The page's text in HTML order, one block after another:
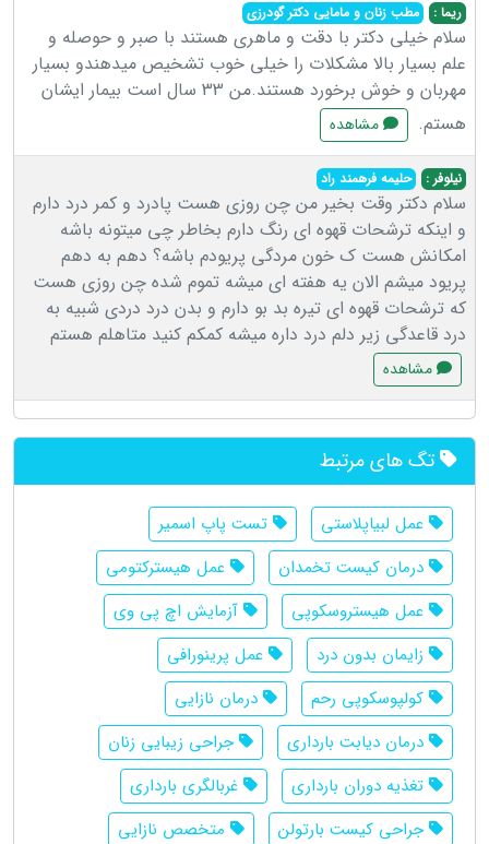
ریما : مطب زنان و مامایی دکتر گودرزی
سلام خیلی دکتر با دقت و ماهری هستند با صبر و حوصله و
علم بسیار بالا مشکلات را خیلی خوب تشخیص میدهندو بسیار
مهربان و خوش برخورد هستند.من 33 سال است بیمار ایشان
هستم.
مشاهده
نیلوفر : حلیمه فرهمند راد
سلام دکتر وقت بخیر من چن روزی هست پادرد و کمر درد دارم
و اینکه ترشحات قهوه ای رنگ دارم بخاطر چی میتونه باشه
امکانش هست ک خون مردگی پریودم باشه؟ دهم به دهم
پریود میشم الان یه هفته ای میشه تموم شده چن روزی هست
که ترشحات قهوه ای تیره بد بو دارم و بدن درد دردی شبیه به
درد قاعدگی زیر دلم درد داره میشه کمکم کنید متاهلم هستم
مشاهده
تگ های مرتبط
عمل لبیاپلاستی
تست پاپ اسمیر
درمان کیست تخمدان
عمل هیسترکتومی
عمل هیستروسکوپی
آزمایش اچ پی وی
زایمان بدون درد
عمل پرینورافی
کولپوسکوپی رحم
درمان نازایی
درمان دیابت بارداری
جراحی زیبایی زنان
تغذیه دوران بارداری
غربالگری بارداری
جراحی کیست بارتولن
متخصص نازایی